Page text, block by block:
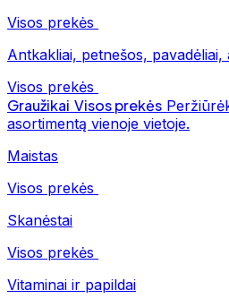
Visos prekės
Antkakliai, petnešos, pavadėliai,
Visos prekės
Graužikai Visos prekės
asortimentą vienoje vietoje.
Maistas
Visos prekės
Skanėstai
Visos prekės
Vitaminai ir papildai